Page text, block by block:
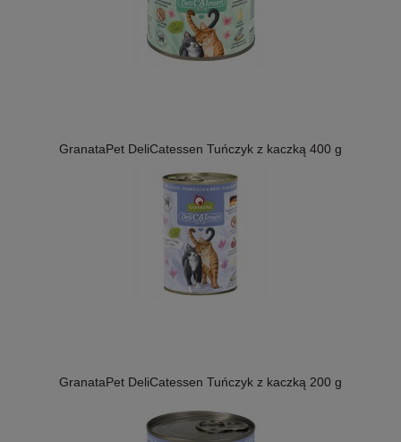
GranataPet DeliCatessen Tuńczyk z kaczką 400 g
GranataPet DeliCatessen Tuńczyk z kaczką 200 g